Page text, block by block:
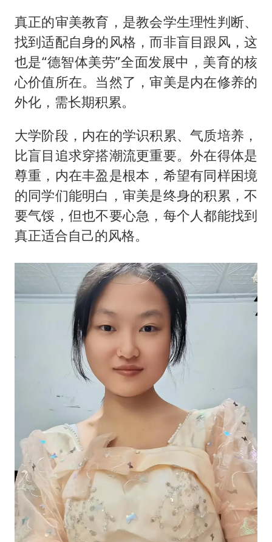
真正的审美教育，是教会学生理性判断、
找到适配自身的风格，而非盲目跟风，这
也是“德智体美劳”全面发展中，美育的核
心价值所在。当然了，审美是内在修养的
外化，需长期积累。
大学阶段，内在的学识积累、气质培养，
比盲目追求穿搭潮流更重要。外在得体是
尊重，内在丰盈是根本，希望有同样困境
的同学们能明白，审美是终身的积累，不
要气馁，但也不要心急，每个人都能找到
真正适合自己的风格。